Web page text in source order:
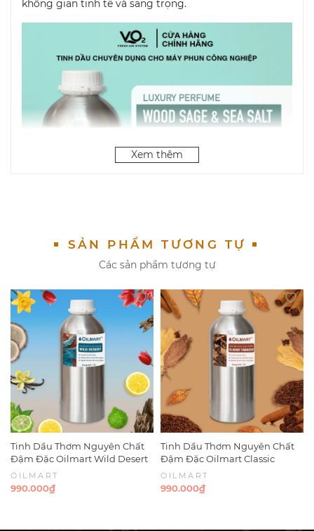
không gian tinh tế và sang trọng.
Xem thêm
SẢN PHẨM TƯƠNG TỰ
Các sản phẩm tương tự
Tinh Dầu Thơm Nguyên Chất
Đậm Đặc Oilmart Wild Desert
Fragrance Blend Oils
OILMART
990.000₫
Tinh Dầu Thơm Nguyên Chất
Đậm Đặc Oilmart Classic
Tobacco Fragrance Blend Oils
OILMART
990.000₫